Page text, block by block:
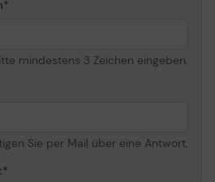
mindestens 3 Zeichen eingeben.
Sie per Mail über eine Antwort.